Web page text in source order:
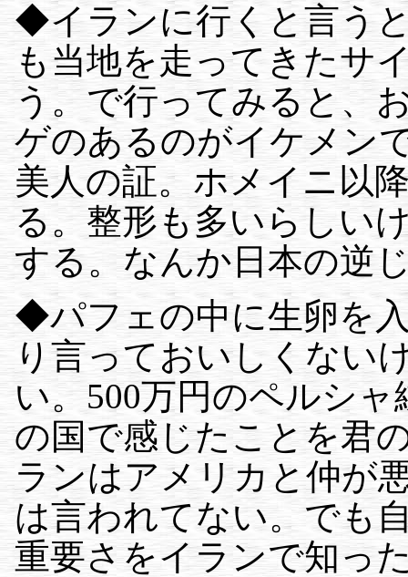
◆イランに行くと言う
も当地を走ってきたサ
う。で行ってみると、
ゲのあるのがイケメン
美人の証。ホメイニ以
る。整形も多いらしい
する。なんか日本の逆
◆パフェの中に生卵を
り言っておいしくない
い。500万円のペルシ
の国で感じたことを君
ランはアメリカと仲が
は言われてない。でも
重要さをイランで知っ